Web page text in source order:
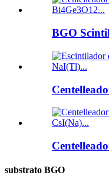
BGO
substrato BGO